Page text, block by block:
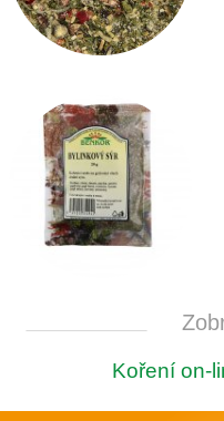
Koření on-